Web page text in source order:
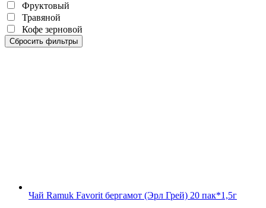
Фруктовый
Травяной
Кофе зерновой
Сбросить фильтры
Чай Ramuk Favorit бергамот (Эрл Грей) 20 пак*1,5г